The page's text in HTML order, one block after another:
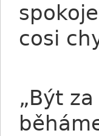
cosi
„Být